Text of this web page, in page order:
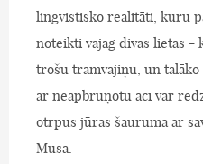
lingvistisko realitāti, kuru
noteikti vajag divas lietas
trošu tramvajiņu, un
ar neapbruņotu aci var
otrpus jūras šauruma ar
Musa.